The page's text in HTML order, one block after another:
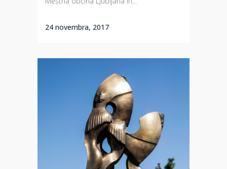
24 novembra, 2017